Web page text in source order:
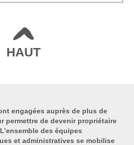
HAUT
engagées auprès de plus de
permettre de devenir propriétaire
des équipes
et administratives se mobilise